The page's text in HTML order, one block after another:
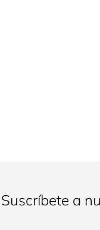
Suscríbete a